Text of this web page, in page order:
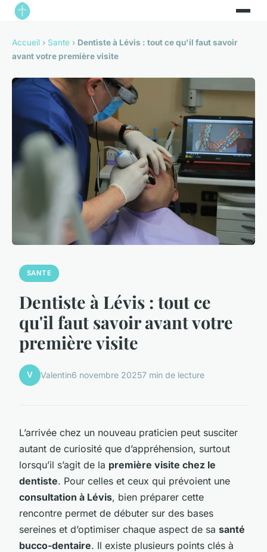
Accueil › Sante › Dentiste à Lévis : tout ce qu'il faut savoir
avant votre première visite
SANTE
Dentiste à Lévis : tout ce
qu'il faut savoir avant votre
première visite
V Valentin6 novembre 20257 min de lecture
L’arrivée chez un nouveau praticien peut susciter
autant de curiosité que d’appréhension, surtout
lorsqu’il s’agit de la première visite chez le
dentiste. Pour celles et ceux qui prévoient une
consultation à Lévis, bien préparer cette
rencontre permet de débuter sur des bases
sereines et d’optimiser chaque aspect de sa santé
bucco-dentaire. Il existe plusieurs points clés à